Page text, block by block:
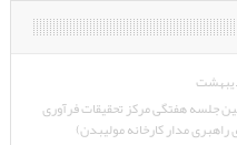
جلسه هفتگی مرکز تحقیقات فرآوری
مدار کارخانه مولیبدن)